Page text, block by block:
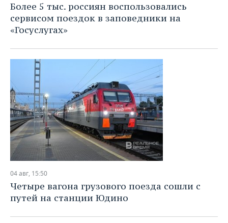
Более 5 тыс. россиян воспользовались
сервисом поездок в заповедники на
«Госуслугах»
04 авг, 15:50
Четыре вагона грузового поезда сошли с
путей на станции Юдино